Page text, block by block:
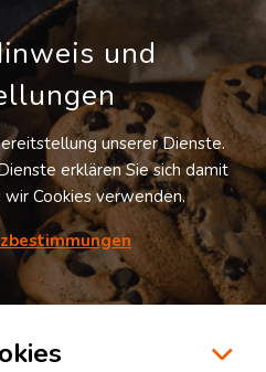
und
unserer Dienste.
erklären Sie sich damit
Cookies verwenden.